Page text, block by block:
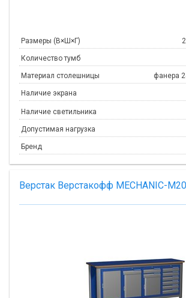
Размеры (В×Ш×Г)
Количество тумб
Материал столешницы фанера
Наличие экрана
Наличие светильника
Допустимая нагрузка
Бренд
Верстак Верстакофф MECHANIC-